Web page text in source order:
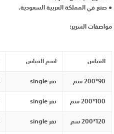
● صنع في المملكة العربية السعودية.
مواصفات السرير:
القياس اسم القياس
90*200 سم
نفر single
100*200 سم
نفر single
120*200 سم
نفر single